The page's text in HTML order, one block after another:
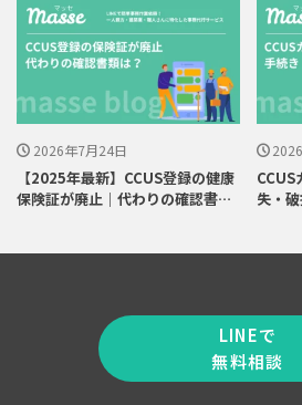
2026年7月24日
【2025年最新】CCUS登録の健康
保険証が廃止｜代わりの確認書類
CCUS
失・
LINEで
無料相談